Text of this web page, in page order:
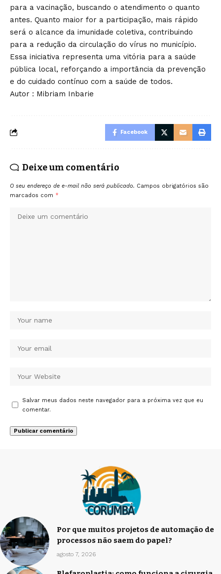
para a vacinação, buscando o atendimento o quanto
antes. Quanto maior for a participação, mais rápido
será o alcance da imunidade coletiva, contribuindo
para a redução da circulação do vírus no município.
Essa iniciativa representa uma vitória para a saúde
pública local, reforçando a importância da prevenção
e do cuidado contínuo com a saúde de todos.
Autor : Mibriam Inbarie
Facebook
Deixe um comentário
O seu endereço de e-mail não será publicado. Campos obrigatórios são
marcados com *
Salvar meus dados neste navegador para a próxima vez que eu
comentar.
Por que muitos projetos de automação de
processos não saem do papel?
agosto 7, 2026